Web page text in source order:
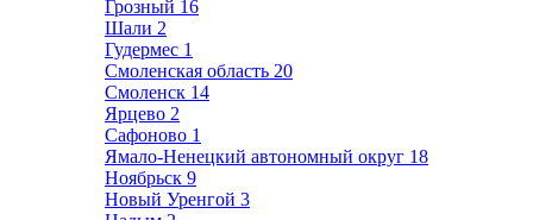
Грозный 16
Шали 2
Гудермес 1
Смоленская область 20
Смоленск 14
Ярцево 2
Сафоново 1
Ямало-Ненецкий автономный округ 18
Ноябрьск 9
Новый Уренгой 3